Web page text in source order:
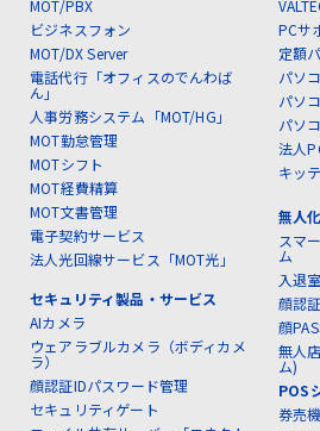
MOT/PBX
ビジネスフォン
MOT/DX Server
電話代行「オフィスのでんわば
ん」
人事労務システム「MOT/HG」
MOT勤怠管理
MOTシフト
MOT経費精算
MOT文書管理
電子契約サービス
法人光回線サービス「MOT光」
セキュリティ製品・サービス
AIカメラ
ウェアラブルカメラ（ボディカメ
ラ）
顔認証IDパスワード管理
セキュリティゲート
PCサ
定額
パソ
パソ
パソ
法人
キッ
無人
スマ
ム
入退
顔認
顔
無人
ム)
POS
券売機